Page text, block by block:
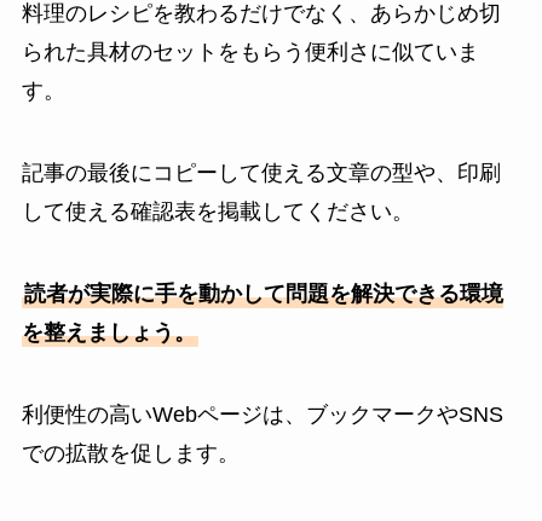
料理のレシピを教わるだけでなく、あらかじめ切
られた具材のセットをもらう便利さに似ていま
す。
記事の最後にコピーして使える文章の型や、印刷
して使える確認表を掲載してください。
読者が実際に手を動かして問題を解決できる環境
を整えましょう。
利便性の高いWebページは、ブックマークやSNS
での拡散を促します。